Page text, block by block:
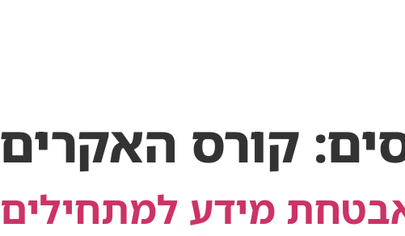
קורס האקרים
מידע למתחילים